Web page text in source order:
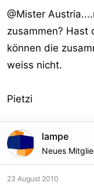
@Mister
zusammen? Hast
können die
weiss nicht.
Pietzi
lampe
Neues
23 August 2010